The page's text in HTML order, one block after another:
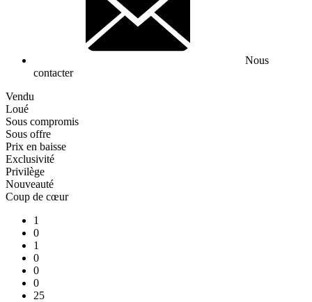
Nous
contacter
Vendu
Loué
Sous compromis
Sous offre
Prix en baisse
Exclusivité
Privilège
Nouveauté
Coup de cœur
1
0
1
0
0
0
25